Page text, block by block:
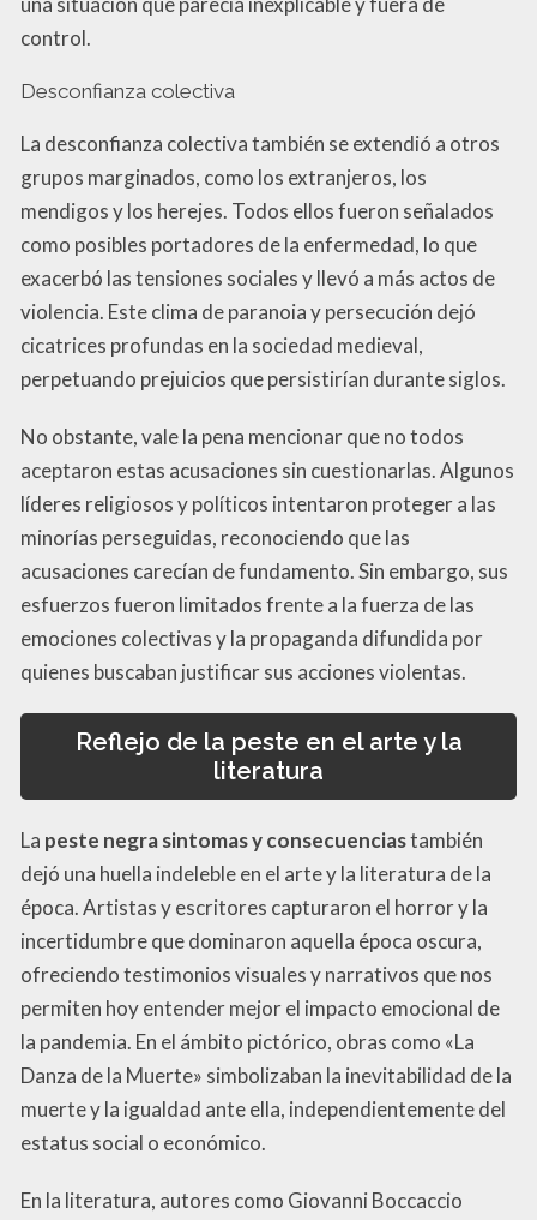
control.
Desconfianza colectiva
La desconfianza colectiva también se extendió a otros
grupos marginados, como los extranjeros, los
mendigos y los herejes. Todos ellos fueron señalados
como posibles portadores de la enfermedad, lo que
exacerbó las tensiones sociales y llevó a más actos de
violencia. Este clima de paranoia y persecución dejó
cicatrices profundas en la sociedad medieval,
perpetuando prejuicios que persistirían durante siglos.
No obstante, vale la pena mencionar que no todos
aceptaron estas acusaciones sin cuestionarlas. Algunos
líderes religiosos y políticos intentaron proteger a las
minorías perseguidas, reconociendo que las
acusaciones carecían de fundamento. Sin embargo, sus
esfuerzos fueron limitados frente a la fuerza de las
emociones colectivas y la propaganda difundida por
quienes buscaban justificar sus acciones violentas.
Reflejo de la peste en el arte y la
literatura
La peste negra sintomas y consecuenciastambién
dejó una huella indeleble en el arte y la literatura de la
época. Artistas y escritores capturaron el horror y la
incertidumbre que dominaron aquella época oscura,
ofreciendo testimonios visuales y narrativos que nos
permiten hoy entender mejor el impacto emocional de
la pandemia. En el ámbito pictórico, obras como «La
Danza de la Muerte» simbolizaban la inevitabilidad de la
muerte y la igualdad ante ella, independientemente del
estatus social o económico.
En la literatura, autores como Giovanni Boccaccio